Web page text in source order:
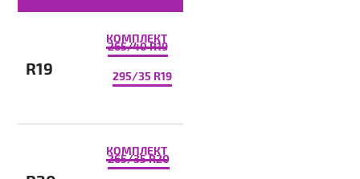
R19
КОМПЛЕКТ
265/40 R19
295/35 R19
КОМПЛЕКТ
265/35 R20